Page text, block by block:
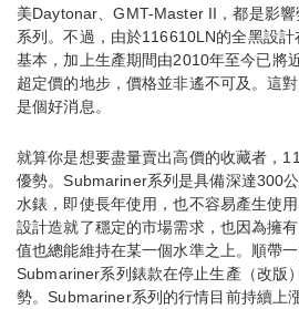
美Daytonar、GMT-Master II，都是影
系列。不過，由於116610LN的全黑設
基本，加上生產期間由2010年至今已將
超定價的地步，價格並非遙不可及。這
是個好消息。
就算你是想要盡量賣出高價的收藏者，
優勢。Submariner系列是具備深達300
水錶，即使長年使用，也不容易產生使
設計造就了穩定的市場需求，也因為擁
值也總能維持在某一個水準之上。順帶
Submariner系列錶款在停止生產（改版
勢。Submariner系列的行情目前持續上